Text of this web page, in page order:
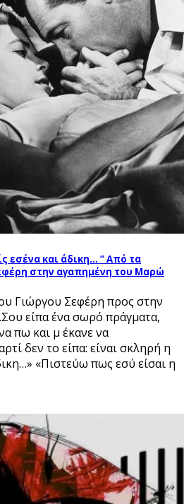
εσένα και άδικη… ” Από τα
στην αγαπημένη του Μαρώ
Γιώργου Σεφέρη προς στην
είπα ένα σωρό πράγματα,
πω και μ έκανε να
δεν το είπα: είναι σκληρή η
«Πιστεύω πως εσύ είσαι η